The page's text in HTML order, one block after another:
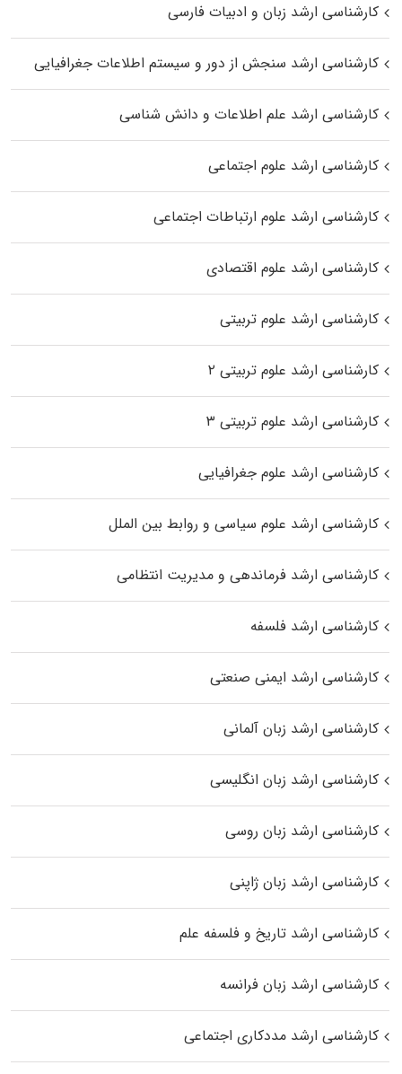
کارشناسی ارشد زبان و ادبیات فارسی
کارشناسی ارشد سنجش از دور و سیستم اطلاعات جغرافیایی
کارشناسی ارشد علم اطلاعات و دانش شناسی
کارشناسی ارشد علوم اجتماعی
کارشناسی ارشد علوم ارتباطات اجتماعی
کارشناسی ارشد علوم اقتصادی
کارشناسی ارشد علوم تربیتی
کارشناسی ارشد علوم تربیتی ۲
کارشناسی ارشد علوم تربیتی ۳
کارشناسی ارشد علوم جغرافیایی
کارشناسی ارشد علوم سیاسی و روابط بین الملل
کارشناسی ارشد فرماندهی و مدیریت انتظامی
کارشناسی ارشد فلسفه
کارشناسی ارشد ایمنی صنعتی
کارشناسی ارشد زبان آلمانی
کارشناسی ارشد زبان انگلیسی
کارشناسی ارشد زبان روسی
کارشناسی ارشد زبان ژاپنی
کارشناسی ارشد تاریخ و فلسفه علم
کارشناسی ارشد زبان فرانسه
کارشناسی ارشد مددکاری اجتماعی